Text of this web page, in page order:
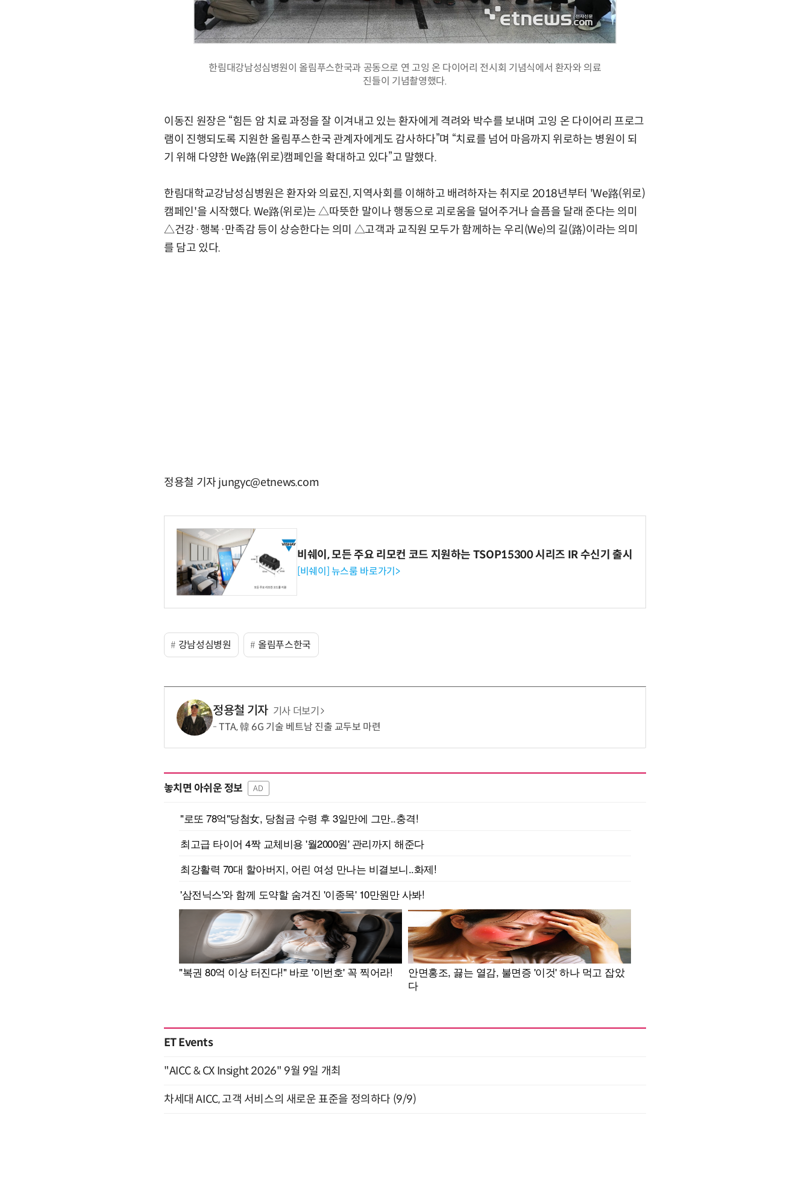
한림대강남성심병원이 올림푸스한국과 공동으로 연 고잉 온 다이어리 전시회 기념식에서 환자와 의료
진들이 기념촬영했다.
이동진 원장은 “힘든 암 치료 과정을 잘 이겨내고 있는 환자에게 격려와 박수를 보내며 고잉 온 다이어리 프로그
램이 진행되도록 지원한 올림푸스한국 관계자에게도 감사하다”며 “치료를 넘어 마음까지 위로하는 병원이 되
기 위해 다양한 We路(위로)캠페인을 확대하고 있다”고 말했다.
한림대학교강남성심병원은 환자와 의료진, 지역사회를 이해하고 배려하자는 취지로 2018년부터 'We路(위로)
캠페인'을 시작했다. We路(위로)는 △따뜻한 말이나 행동으로 괴로움을 덜어주거나 슬픔을 달래 준다는 의미
△건강·행복·만족감 등이 상승한다는 의미 △고객과 교직원 모두가 함께하는 우리(We)의 길(路)이라는 의미
를 담고 있다.
정용철 기자 jungyc@etnews.com
비쉐이, 모든 주요 리모컨 코드 지원하는 TSOP15300 시리즈 IR 수신기 출시
[비쉐이] 뉴스룸 바로가기>
강남성심병원 올림푸스한국
정용철 기자 기사 더보기
TTA, 韓 6G 기술 베트남 진출 교두보 마련
놓치면 아쉬운 정보 AD
ET Events
"AICC & CX Insight 2026" 9월 9일 개최
차세대 AICC, 고객 서비스의 새로운 표준을 정의하다 (9/9)